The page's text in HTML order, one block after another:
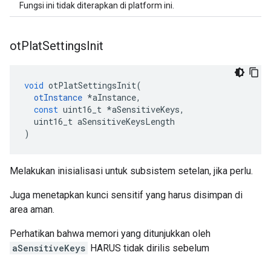
Fungsi ini tidak diterapkan di platform ini.
otPlatSettingsInit
void otPlatSettingsInit(
otInstance *aInstance,
const uint16_t *aSensitiveKeys,
uint16_t aSensitiveKeysLength
)
Melakukan inisialisasi untuk subsistem setelan, jika perlu.
Juga menetapkan kunci sensitif yang harus disimpan di
area aman.
Perhatikan bahwa memori yang ditunjukkan oleh
aSensitiveKeys HARUS tidak dirilis sebelum